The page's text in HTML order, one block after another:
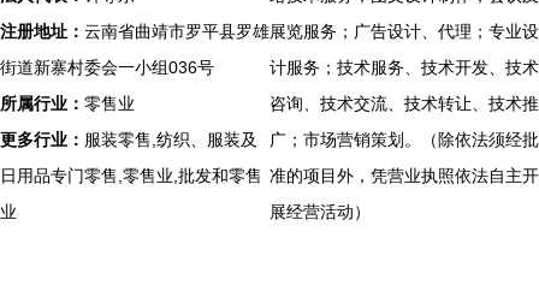
注册地址： 云南省曲靖市罗平县罗雄
街道新寨村委会一小组036号
所属行业： 零售业
更多行业： 服装零售,纺织、服装及
日用品专门零售,零售业,批发和零售
业
展览服务；广告设计、代理；专业设
计服务；技术服务、技术开发、技术
咨询、技术交流、技术转让、技术推
广；市场营销策划。（除依法须经批
准的项目外，凭营业执照依法自主开
展经营活动）